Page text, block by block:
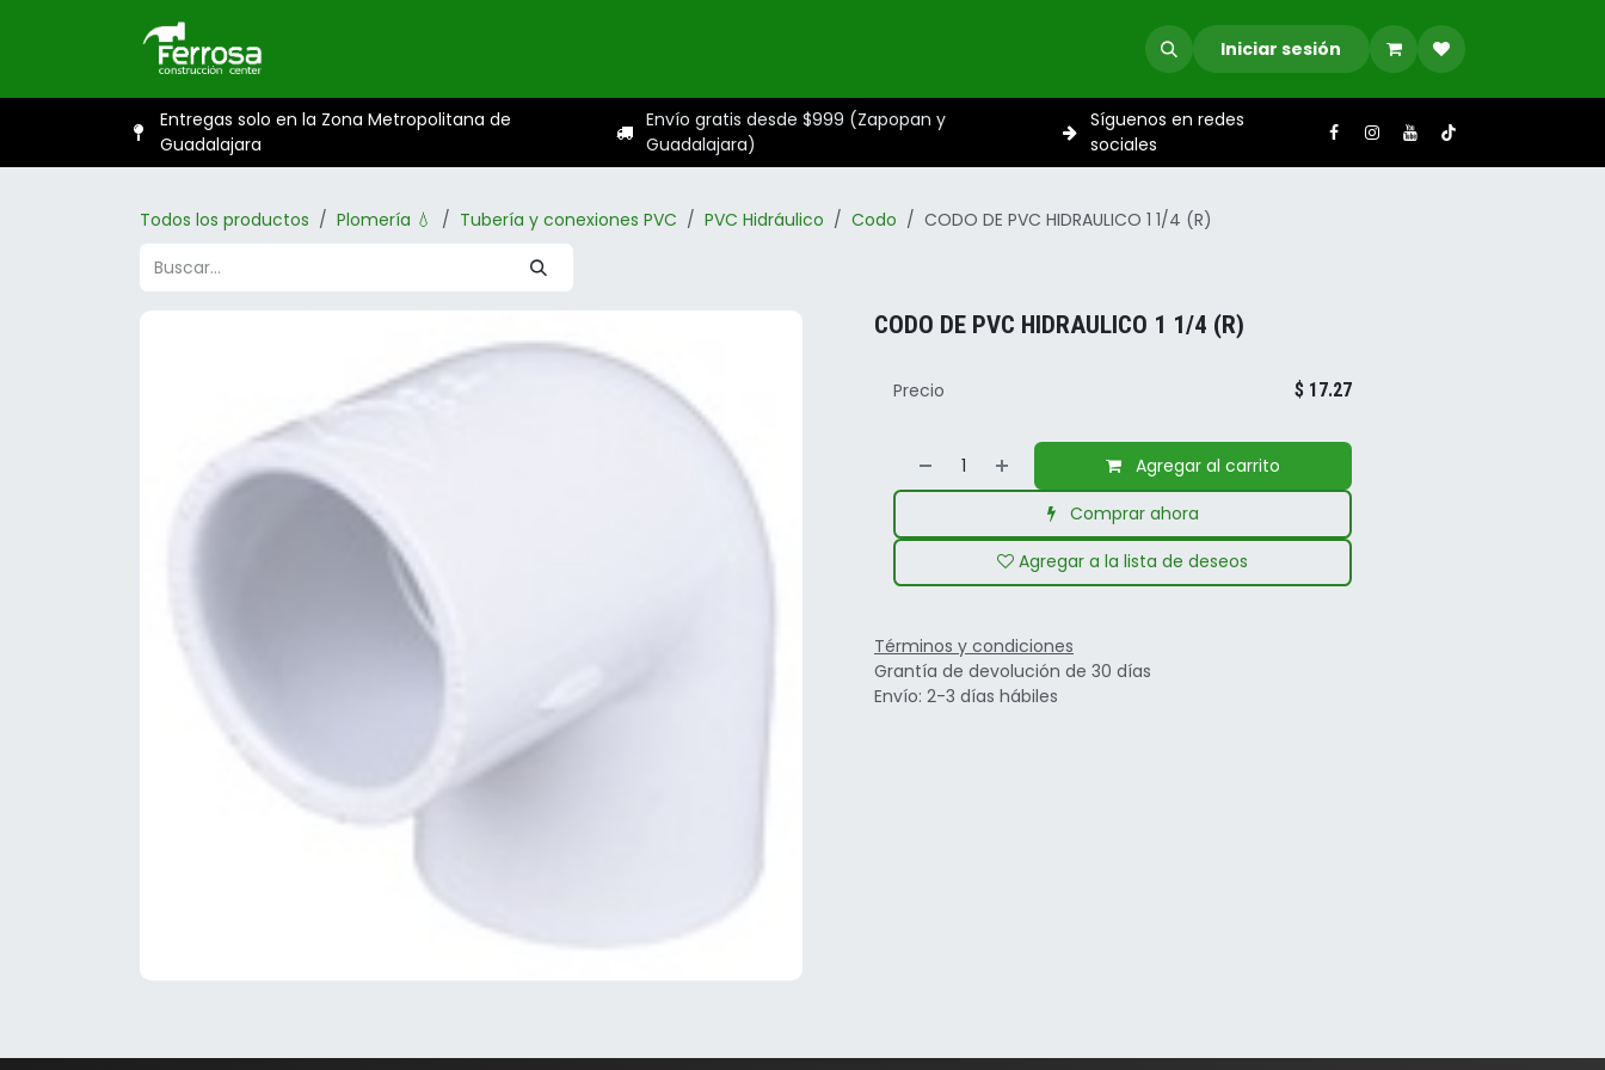
Iniciar sesión
Entregas solo en la Zona Metropolitana de
Guadalajara
Envío gratis desde $999 (Zapopan y
Guadalajara)
Síguenos en redes
sociales
Todos los productos Plomería 💧 Tubería y conexiones PVC PVC Hidráulico Codo CODO DE PVC HIDRAULICO 1 1/4 (R)
CODO DE PVC HIDRAULICO 1 1/4 (R)
Agregar al carrito
Comprar ahora
Agregar a la lista de deseos
Precio $ 17.27
Términos y condiciones
Grantía de devolución de 30 días
Envío: 2-3 días hábiles